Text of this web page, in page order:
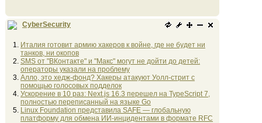
CyberSecurity
Италия готовит армию хакеров к войне, где не будет ни
танков, ни окопов
SMS от "ВКонтакте" и "Макс" могут не дойти до детей:
операторы указали на проблему
Алло, это хедж-фонд? Хакеры атакуют Уолл-стрит с
помощью голосовых подделок
Ускорение в 10 раз: Next.js 16.3 перешел на TypeScript 7,
полностью переписанный на языке Go
Linux Foundation представила SAFE — глобальную
платформу для обмена ИИ-инцидентами в формате RFC